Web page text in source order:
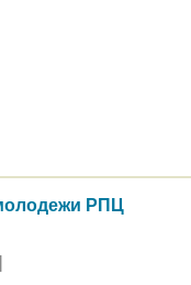
РПЦ